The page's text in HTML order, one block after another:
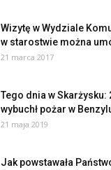
Wizytę w Wydziale
w starostwie można
21 marca 2017
Tego dnia w Skarżysku:
wybuchł pożar w
21 maja 2019
Jak powstawała